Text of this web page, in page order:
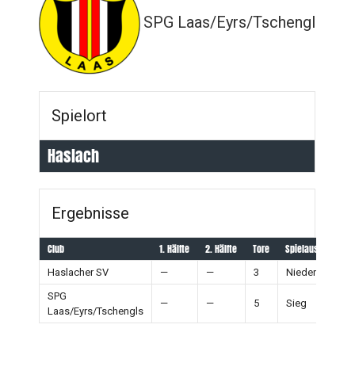
SPG Laas/Eyrs/Tschengls
Spielort
Haslach
Ergebnisse
Club 1. Hälfte 2. Hälfte Tore Spielausgang
Haslacher SV — — 3
Niederlage
SPG
Laas/Eyrs/Tschengls
— — 5 Sieg